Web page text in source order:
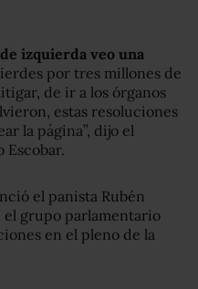
izquierda veo una
por tres millones de
de ir a los órganos
estas resoluciones
la página”, dijo el
Escobar.
el panista Rubén
el grupo parlamentario
en el pleno de la